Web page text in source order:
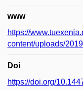
www
https://
content/uploads/
Doi
https://doi.org/